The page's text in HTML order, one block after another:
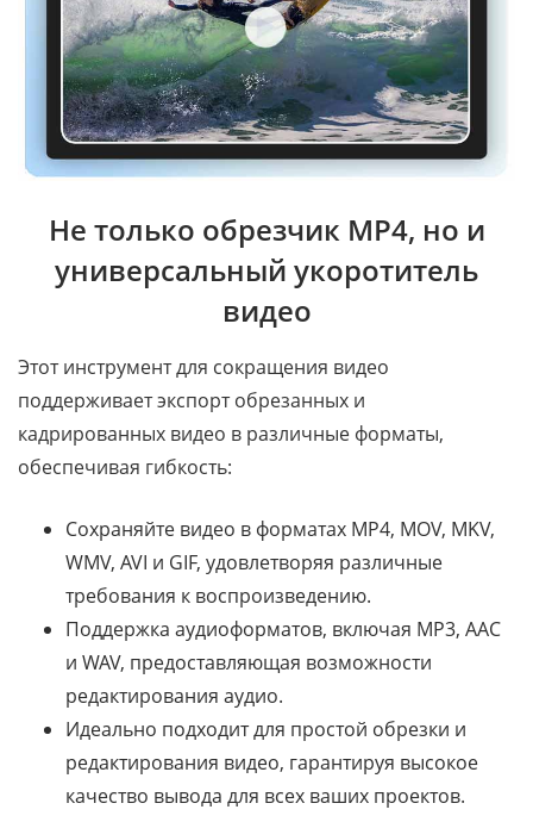
Не только обрезчик MP4, но и
универсальный укоротитель
видео
Этот инструмент для сокращения видео
поддерживает экспорт обрезанных и
кадрированных видео в различные форматы,
обеспечивая гибкость:
Сохраняйте видео в форматах MP4, MOV, MKV,
WMV, AVI и GIF, удовлетворяя различные
требования к воспроизведению.
Поддержка аудиоформатов, включая MP3, AAC
и WAV, предоставляющая возможности
редактирования аудио.
Идеально подходит для простой обрезки и
редактирования видео, гарантируя высокое
качество вывода для всех ваших проектов.